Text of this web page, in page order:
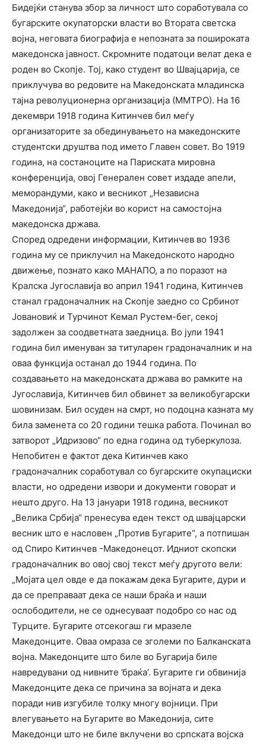
Бидејќи станува збор за личност што соработувала со
бугарските окупаторски власти во Втората светска
војна, неговата биографија е непозната за пошироката
македонска јавност. Скромните податоци велат дека е
роден во Скопје. Тој, како студент во Швајцарија, се
приклучува во редовите на Македонската младинска
тајна револуционерна организација (ММТРО). На 16
декември 1918 година Китинчев бил меѓу
организаторите за обединувањето на македонските
студентски друштва под името Главен совет. Во 1919
година, на состаноците на Париската мировна
конференција, овој Генерален совет издаде апели,
меморандуми, како и весникот „Независна
Македонија“, работејќи во корист на самостојна
македонска држава.
Според одредени информации, Китинчев во 1936
година му се приклучил на Македонското народно
движење, познато како МАНАПО, а по поразот на
Кралска Југославија во април 1941 година, Китинчев
станал градоначалник на Скопје заедно со Србинот
Јовановиќ и Турчинот Кемал Рустем-бег, секој
задолжен за соодветната заедница. Во јули 1941
година бил именуван за титуларен градоначалник и на
оваа функција останал до 1944 година. По
создавањето на македонската држава во рамките на
Југославија, Китинчев бил обвинет за великобугарски
шовинизам. Бил осуден на смрт, но подоцна казната му
била заменета со 20 години тешка работа. Починал во
затворот „Идризово“ по една година од туберкулоза.
Непобитен е фактот дека Китинчев како
градоначалник соработувал со бугарските окупациски
власти, но одредени извори и документи говорат и
нешто друго. На 13 јануари 1918 година, весникот
„Велика Србија“ пренесува еден текст од швајцарски
весник што е насловен „Против Бугарите“, а потпишан
од Спиро Китинчев -Македонецот. Идниот скопски
градоначалник во овој свој текст меѓу другото вели:
„Мојата цел овде е да покажам дека Бугарите, дури и
да се преправаат дека се наши браќа и наши
ослободители, не се однесуваат подобро со нас од
Турците. Бугарите отсекогаш ги мразеле
Македонците. Оваа омраза се зголеми по Балканската
војна. Македонците што биле во Бугарија биле
навредувани од нивните ’браќа’. Бугарите ги обвинија
Македонците дека се причина за војната и дека
поради нив изгубиле толку многу војници. При
влегувањето на Бугарите во Македонија, сите
Македонци што не биле вклучени во српската војска